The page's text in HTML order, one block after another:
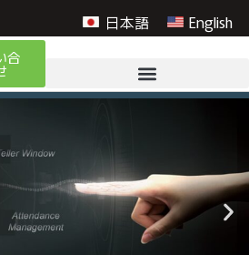
日本語 English
合